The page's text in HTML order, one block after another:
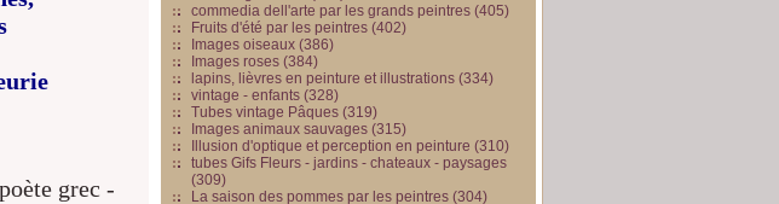
commedia dell'arte par les grands peintres (405)
Fruits d'été par les peintres (402)
Images oiseaux (386)
Images roses (384)
lapins, lièvres en peinture et illustrations (334)
vintage - enfants (328)
Tubes vintage Pâques (319)
Images animaux sauvages (315)
Illusion d'optique et perception en peinture (310)
tubes Gifs Fleurs - jardins - chateaux - paysages
(309)
La saison des pommes par les peintres (304)